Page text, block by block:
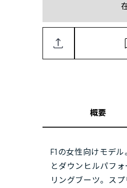
概要
F1の女性向けモデ
とダウンヒルパフ
リングブーツ。ス